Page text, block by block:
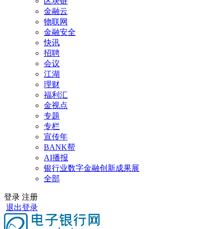
金融云
物联网
金融安全
快讯
招聘
会议
江湖
理财
福利汇
金视点
专题
专栏
宣传年
BANK帮
AI播报
银行业数字金融创新成果展
全部
登录 注册
退出登录